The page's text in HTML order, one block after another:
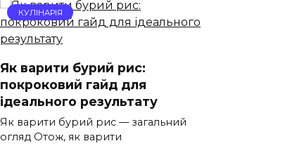
КУЛІНАРІЯ
Як варити бурий рис:
покроковий гайд для
ідеального результату
Як варити бурий рис — загальний
огляд Отож, як варити